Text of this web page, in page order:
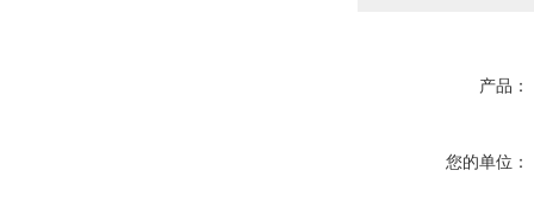
产品：
您的单位：